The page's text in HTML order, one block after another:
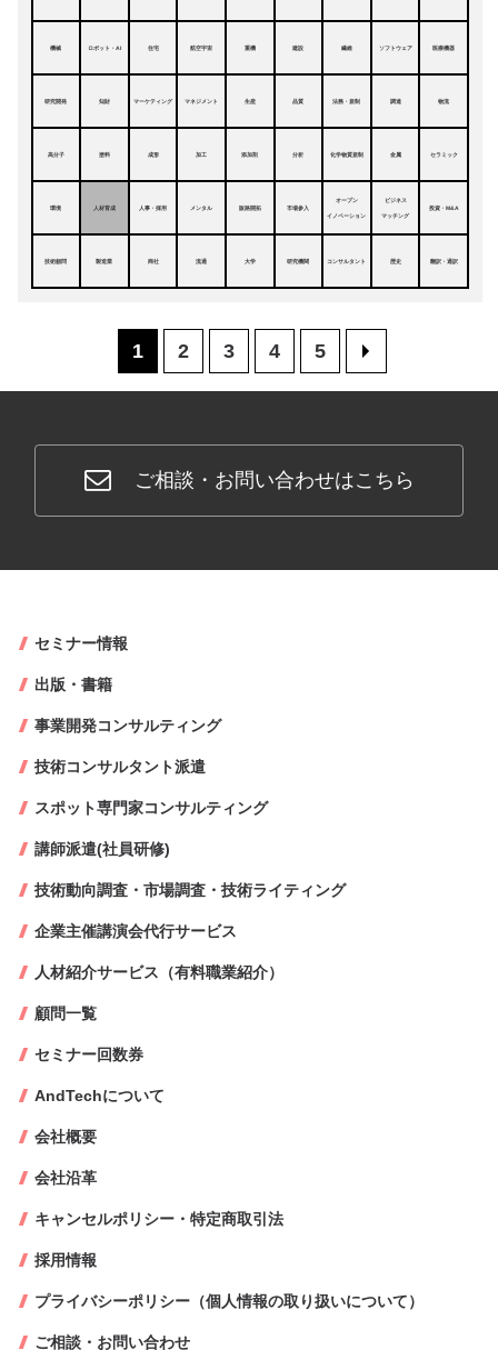
機械 ロボット・AI 住宅 航空宇宙 重機 建設 繊維 ソフトウェア 医療機器
研究開発 知財 マーケティング マネジメント 生産 品質 法務・規制 調達 物流
高分子 塗料 成形 加工 添加剤 分析 化学物質規制 金属 セラミック
環境 人材育成 人事・採用 メンタル 販路開拓 市場参入
オープン
イノベーション
ビジネス
マッチング
投資・M&A
技術顧問 製造業 商社 流通 大学 研究機関 コンサルタント 歴史 翻訳・通訳
1 2 3 4 5 >
ご相談・お問い合わせはこちら
セミナー情報
出版・書籍
事業開発コンサルティング
技術コンサルタント派遣
スポット専門家コンサルティング
講師派遣(社員研修)
技術動向調査・市場調査・技術ライティング
企業主催講演会代行サービス
人材紹介サービス（有料職業紹介）
顧問一覧
セミナー回数券
AndTechについて
会社概要
会社沿革
キャンセルポリシー・特定商取引法
採用情報
プライバシーポリシー（個人情報の取り扱いについて）
ご相談・お問い合わせ